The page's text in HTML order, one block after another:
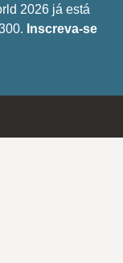
2026 já está
Inscreva-se